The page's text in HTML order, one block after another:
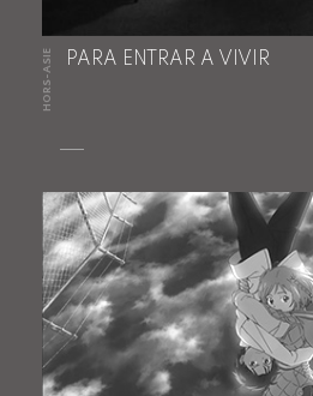
HORS-ASIE PARA ENTRAR A VIVIR